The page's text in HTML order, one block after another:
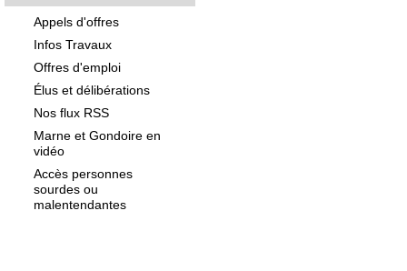
Appels d'offres
Infos Travaux
Offres d'emploi
Élus et délibérations
Nos flux RSS
Marne et Gondoire en
vidéo
Accès personnes
sourdes ou
malentendantes